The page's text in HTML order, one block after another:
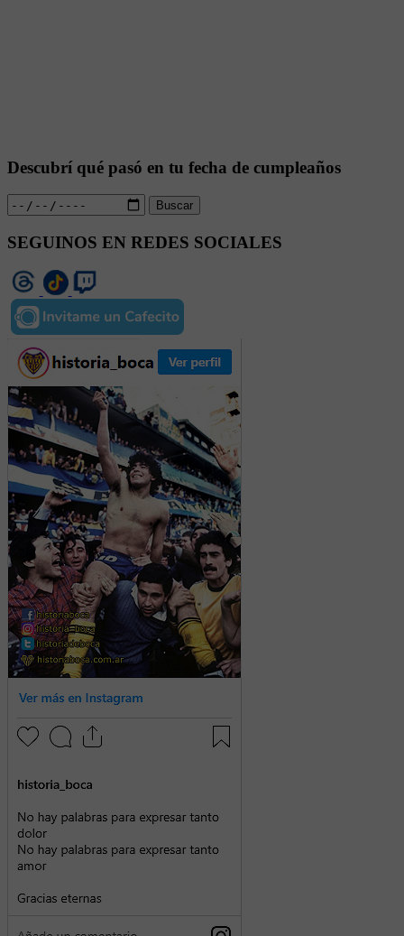
Descubrí qué pasó en tu fecha de cumpleaños
Buscar
SEGUINOS EN REDES SOCIALES